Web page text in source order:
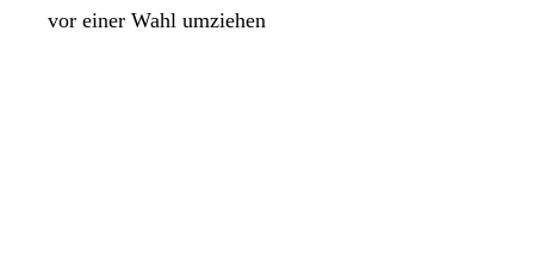
vor einer Wahl umziehen